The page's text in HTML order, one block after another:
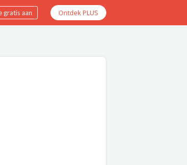
gratis aan Ontdek PLUS